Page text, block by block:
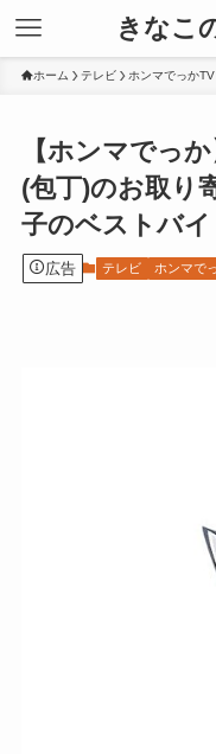
きなこ
ホーム テレビ ホンマでっかTV
【ホンマでっ
(包丁)のお取り
子のベストバイ
広告 テレビ ホンマで